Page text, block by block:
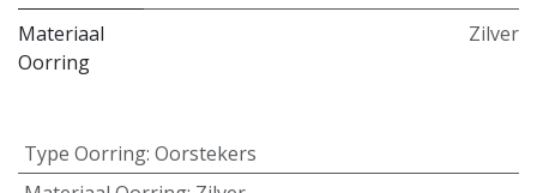
Materiaal
Oorring
Zilver
Type Oorring: Oorstekers